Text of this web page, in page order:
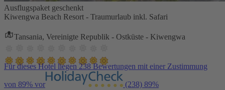
Ausflugspaket geschenkt
Kiwengwa Beach Resort - Traumurlaub inkl. Safari
Tansania, Vereinigte Republik - Ostküste - Kiwengwa
Für dieses Hotel liegen 238 Bewertungen mit einer Zustimmung
von 89% vor (238) 89%